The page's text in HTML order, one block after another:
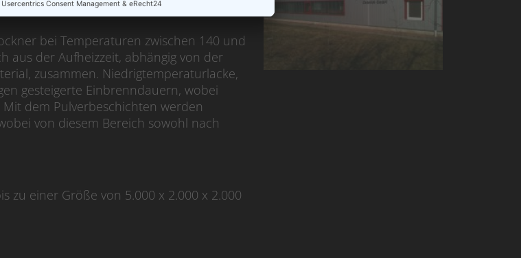
bei Temperaturen zwischen 140 und
aus der Aufheizzeit, abhängig von der
zusammen. Niedrigtemperaturlacke,
gesteigerte Einbrenndauern, wobei
dem Pulverbeschichten werden
von diesem Bereich sowohl nach
zu einer Größe von 5.000 x 2.000 x 2.000